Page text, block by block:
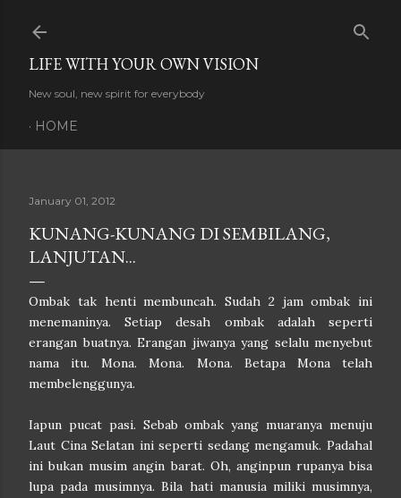
LIFE WITH YOUR OWN VISION
New soul, new spirit for everybody
HOME
January 01, 2012
KUNANG-KUNANG DI SEMBILANG,
LANJUTAN...
Ombak tak henti membuncah. Sudah 2 jam ombak ini
menemaninya. Setiap desah ombak adalah seperti
erangan buatnya. Erangan jiwanya yang selalu menyebut
nama itu. Mona. Mona. Mona. Betapa Mona telah
membelenggunya.
Iapun pucat pasi. Sebab ombak yang muaranya menuju
Laut Cina Selatan ini seperti sedang mengamuk. Padahal
ini bukan musim angin barat. Oh, anginpun rupanya bisa
lupa pada musimnya. Bila hati manusia miliki musimnya,